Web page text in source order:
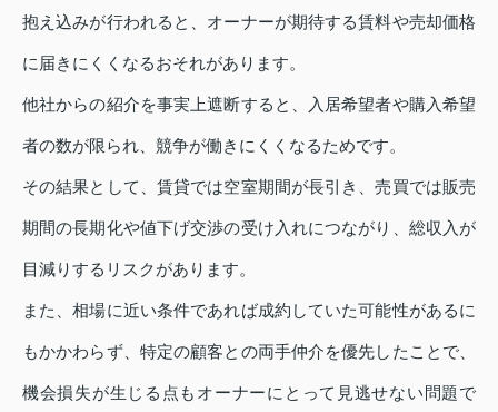
抱え込みが行われると、オーナーが期待する賃料や売却価格
に届きにくくなるおそれがあります。
他社からの紹介を事実上遮断すると、入居希望者や購入希望
者の数が限られ、競争が働きにくくなるためです。
その結果として、賃貸では空室期間が長引き、売買では販売
期間の長期化や値下げ交渉の受け入れにつながり、総収入が
目減りするリスクがあります。
また、相場に近い条件であれば成約していた可能性があるに
もかかわらず、特定の顧客との両手仲介を優先したことで、
機会損失が生じる点もオーナーにとって見逃せない問題で